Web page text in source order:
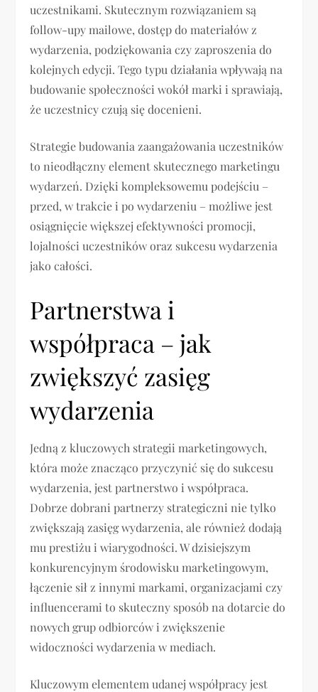
uczestnikami. Skutecznym rozwiązaniem są
follow-upy mailowe, dostęp do materiałów z
wydarzenia, podziękowania czy zaproszenia do
kolejnych edycji. Tego typu działania wpływają na
budowanie społeczności wokół marki i sprawiają,
że uczestnicy czują się docenieni.
Strategie budowania zaangażowania uczestników
to nieodłączny element skutecznego marketingu
wydarzeń. Dzięki kompleksowemu podejściu –
przed, w trakcie i po wydarzeniu – możliwe jest
osiągnięcie większej efektywności promocji,
lojalności uczestników oraz sukcesu wydarzenia
jako całości.
Partnerstwa i
współpraca – jak
zwiększyć zasięg
wydarzenia
Jedną z kluczowych strategii marketingowych,
która może znacząco przyczynić się do sukcesu
wydarzenia, jest partnerstwo i współpraca.
Dobrze dobrani partnerzy strategiczni nie tylko
zwiększają zasięg wydarzenia, ale również dodają
mu prestiżu i wiarygodności. W dzisiejszym
konkurencyjnym środowisku marketingowym,
łączenie sił z innymi markami, organizacjami czy
influencerami to skuteczny sposób na dotarcie do
nowych grup odbiorców i zwiększenie
widoczności wydarzenia w mediach.
Kluczowym elementem udanej współpracy jest